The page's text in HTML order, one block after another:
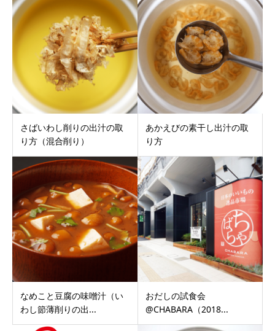
さばいわし削りの出汁の取
り方（混合削り）
あかえびの素干し出汁の取
り方
なめこと豆腐の味噌汁（い
わし節薄削りの出...
おだしの試食会
@CHABARA（2018...